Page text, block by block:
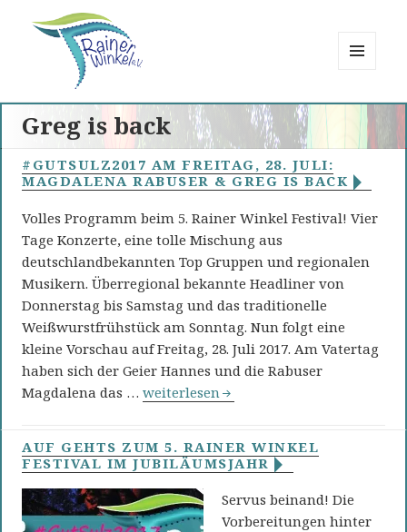
Rainer Winkel
Interessengemeinschaft
WIDGETS
Greg is back
#GUTSULZ2017 AM FREITAG, 28. JULI:
MAGDALENA RABUSER & GREG IS BACK
Volles Programm beim 5. Rainer Winkel Festival! Vier
Tage Konzerte, eine tolle Mischung aus
deutschlandbekannten Top Gruppen und regionalen
Musikern. Überregional bekannte Headliner von
Donnerstag bis Samstag und das traditionelle
Weißwurstfrühstück am Sonntag. Nun folgt eine
kleine Vorschau auf Freitag, 28. Juli 2017. Am Vatertag
haben sich der Geier Hannes und die Rabuser
Magdalena das …#GutSulz2017 am Freitag, 28. Juli:
weiterlesen
AUF GEHTS ZUM 5. RAINER WINKEL
FESTIVAL IM JUBILÄUMSJAHR
Servus beinand! Die
Vorbereitungen hinter